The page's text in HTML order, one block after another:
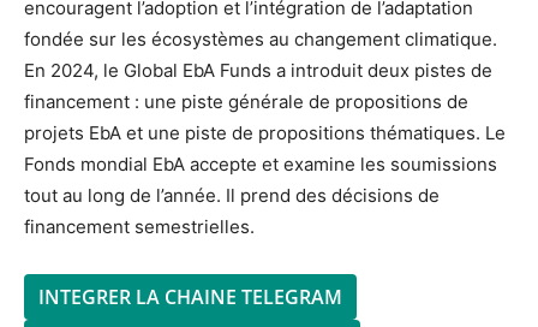
encouragent l’adoption et l’intégration de l’adaptation
fondée sur les écosystèmes au changement climatique.
En 2024, le Global EbA Funds a introduit deux pistes de
financement : une piste générale de propositions de
projets EbA et une piste de propositions thématiques. Le
Fonds mondial EbA accepte et examine les soumissions
tout au long de l’année. Il prend des décisions de
financement semestrielles.
INTEGRER LA CHAINE TELEGRAM